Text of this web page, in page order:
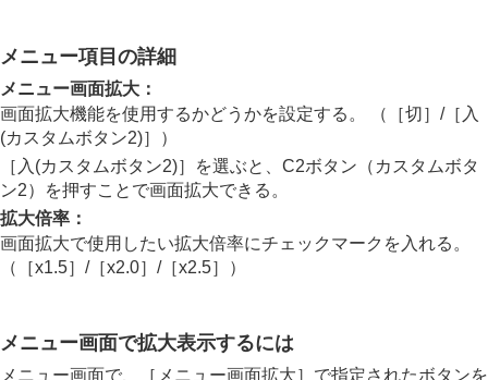
ファインダー/モニターの設定
電力設定
USB設定
外部出力設定
一般設定
エリア/日時設定
電子音(撮影)
電子音量
ビデオライトモード
ピクセルマッピング
バージョン
メニュー項目の詳細
メニュー画面拡大 ：
画面拡大機能を使用するかどうかを設定する。 （
［切］ /［入
(カスタムボタン2)］
）
［入(カスタムボタン2)］
を選ぶと、C2ボタン（カスタムボタ
ン2）を押すことで画面拡大できる。
拡大倍率 ：
画面拡大で使用したい拡大倍率にチェックマークを入れる。
（
［x1.5］ /［x2.0］ /［x2.5］ ）
メニュー画面で拡大表示するには
メニュー画面で、 ［メニュー画面拡大］ で指定されたボタンを